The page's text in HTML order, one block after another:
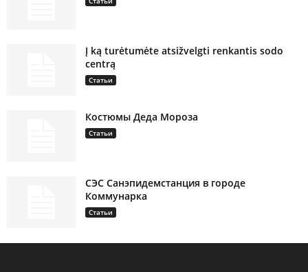
Į ką turėtumėte atsižvelgti renkantis sodo
centrą
Статьи
Костюмы Деда Мороза
Статьи
СЭС Санэпидемстанция в городе
Коммунарка
Статьи